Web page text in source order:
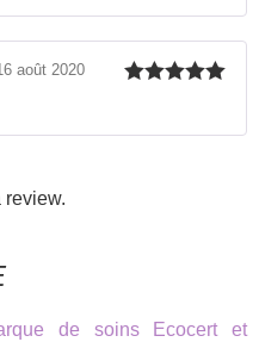
août 2020
review.
de soins Ecocert et